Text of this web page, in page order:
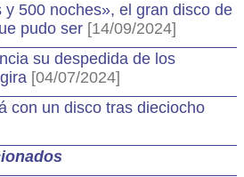
500 noches», el gran disco de
pudo ser [14/09/2024]
su despedida de los
[04/07/2024]
con un disco tras dieciocho